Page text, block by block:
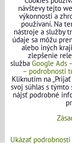
O nás
Kontakt
Požičovňa
Názory
Mapa stránok
SLEDUJTE
Facebook
návštevy tejto
výkonnosti a
používaní. Na
nástroje a služby
údaje sa môžu
alebo iných
zlepšenie
služba Google Ads
– podrobnosti
Kliknutím na
svoj súhlas s týmto
nájsť podrobné
Ukázať podrobnosti